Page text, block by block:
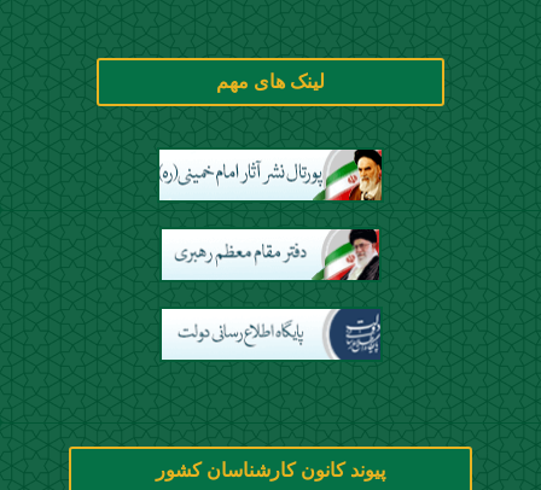
پیوند کانون کارشناسان کشور
لینک های مهم